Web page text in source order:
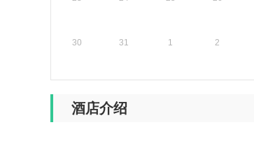
30 31 1 2
酒店介绍